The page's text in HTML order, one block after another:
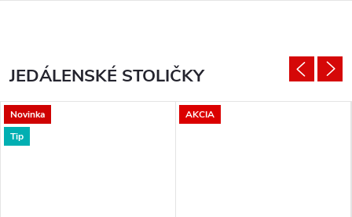
JEDÁLENSKÉ STOLIČKY
Novinka
Tip
AKCIA